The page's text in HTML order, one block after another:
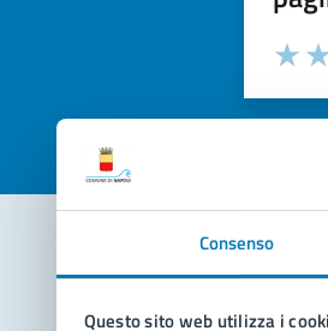
Consenso
Questo sito web utilizza i
Valuta